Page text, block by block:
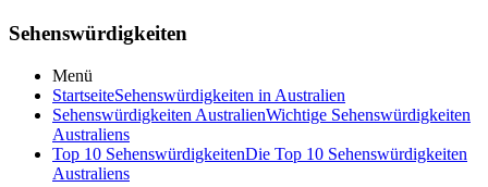
Sehenswürdigkeiten
Menü
StartseiteSehenswürdigkeiten in Australien
Sehenswürdigkeiten AustralienWichtige Sehenswürdigkeiten
Australiens
Top 10 SehenswürdigkeitenDie Top 10 Sehenswürdigkeiten
Australiens